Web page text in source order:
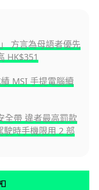
方言為母語者優先
HK$351
MSI 手提電腦續
全帶 違者最高罰款
駛時手機限用 2 部